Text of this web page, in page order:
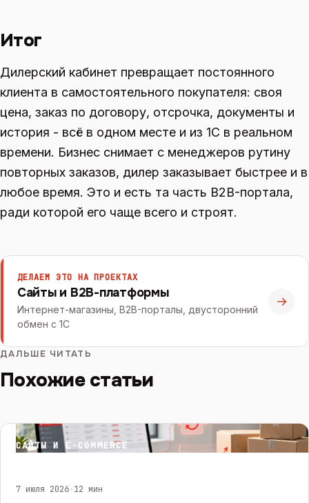
Итог
Дилерский кабинет превращает постоянного
клиента в самостоятельного покупателя: своя
цена, заказ по договору, отсрочка, документы и
история - всё в одном месте и из 1С в реальном
времени. Бизнес снимает с менеджеров рутину
повторных заказов, дилер заказывает быстрее и в
любое время. Это и есть та часть B2B-портала,
ради которой его чаще всего и строят.
ДЕЛАЕМ ЭТО НА ПРОЕКТАХ
Сайты и B2B-платформы
Интернет-магазины, B2B-порталы, двусторонний
обмен с 1С
→
ДАЛЬШЕ ЧИТАТЬ
Похожие статьи
САЙТЫ И E-COMMERCE
7 июля 2026·12 мин